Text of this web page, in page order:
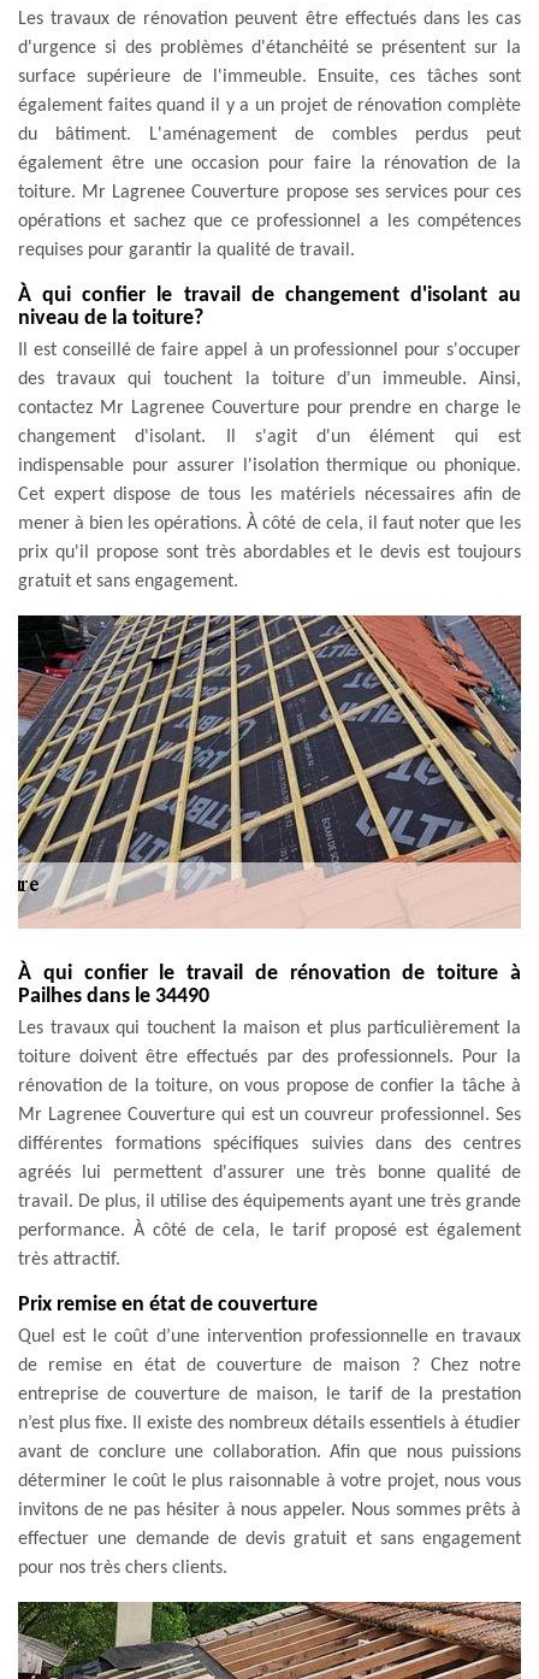
Les travaux de rénovation peuvent être effectués dans les cas
d'urgence si des problèmes d'étanchéité se présentent sur la
surface supérieure de l'immeuble. Ensuite, ces tâches sont
également faites quand il y a un projet de rénovation complète
du bâtiment. L'aménagement de combles perdus peut
également être une occasion pour faire la rénovation de la
toiture. Mr Lagrenee Couverture propose ses services pour ces
opérations et sachez que ce professionnel a les compétences
requises pour garantir la qualité de travail.
À qui confier le travail de changement d'isolant au
niveau de la toiture?
Il est conseillé de faire appel à un professionnel pour s'occuper
des travaux qui touchent la toiture d'un immeuble. Ainsi,
contactez Mr Lagrenee Couverture pour prendre en charge le
changement d'isolant. Il s'agit d'un élément qui est
indispensable pour assurer l'isolation thermique ou phonique.
Cet expert dispose de tous les matériels nécessaires afin de
mener à bien les opérations. À côté de cela, il faut noter que les
prix qu'il propose sont très abordables et le devis est toujours
gratuit et sans engagement.
À qui confier le travail de rénovation de toiture à
Pailhes dans le 34490
Les travaux qui touchent la maison et plus particulièrement la
toiture doivent être effectués par des professionnels. Pour la
rénovation de la toiture, on vous propose de confier la tâche à
Mr Lagrenee Couverture qui est un couvreur professionnel. Ses
différentes formations spécifiques suivies dans des centres
agréés lui permettent d'assurer une très bonne qualité de
travail. De plus, il utilise des équipements ayant une très grande
performance. À côté de cela, le tarif proposé est également
très attractif.
Prix remise en état de couverture
Quel est le coût d’une intervention professionnelle en travaux
de remise en état de couverture de maison ? Chez notre
entreprise de couverture de maison, le tarif de la prestation
n’est plus fixe. Il existe des nombreux détails essentiels à étudier
avant de conclure une collaboration. Afin que nous puissions
déterminer le coût le plus raisonnable à votre projet, nous vous
invitons de ne pas hésiter à nous appeler. Nous sommes prêts à
effectuer une demande de devis gratuit et sans engagement
pour nos très chers clients.